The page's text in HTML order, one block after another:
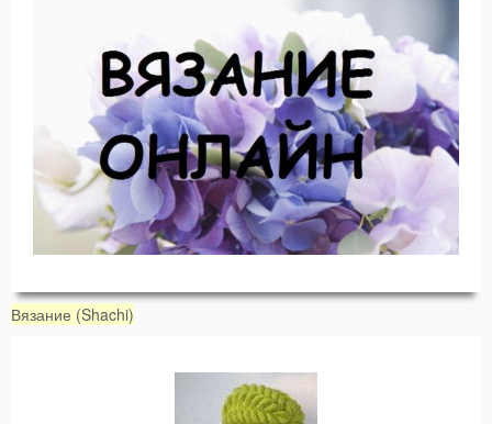
Вязание (Shachi)